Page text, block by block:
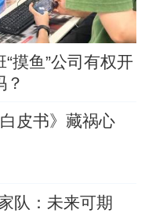
“摸鱼”公司有权开
？
皮书》藏祸心
队：未来可期